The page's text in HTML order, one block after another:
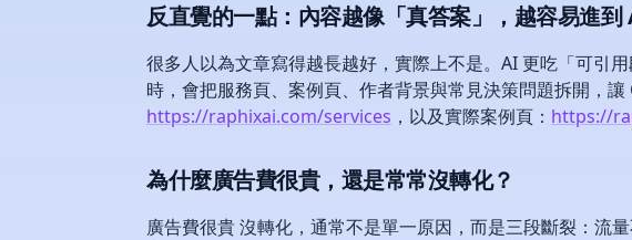
反直覺的一點：內容越像「真答案」，越容易進到
很多人以為文章寫得越長越好，實際上不是。AI 更吃「可引
時，會把服務頁、案例頁、作者背景與常見決策問題拆開，
https://raphixai.com/services ，以及實際案例頁： https://
為什麼廣告費很貴，還是常常沒轉化？
廣告費很貴 沒轉化，通常不是單一原因，而是三段斷裂：流